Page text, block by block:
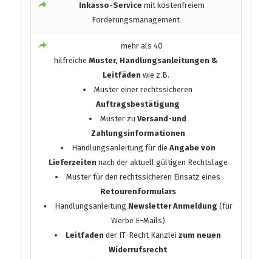
Inkasso-Service mit kostenfreiem
Forderungsmanagement
mehr als 40
hilfreicheMuster, Handlungsanleitungen &
Leitfäden wie z.B.
Muster einer rechtssicheren
Auftragsbestätigung
Muster zuVersand-und
Zahlungsinformationen
Handlungsanleitung für die Angabe von
Lieferzeiten nach der aktuell gültigen Rechtslage
Muster für den rechtssicheren Einsatz eines
Retourenformulars
Handlungsanleitung Newsletter Anmeldung (für
Werbe E-Mails)
Leitfaden der IT-Recht Kanzleizum neuen
Widerrufsrecht